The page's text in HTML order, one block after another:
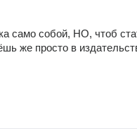
само собой, НО, чтоб
же просто в